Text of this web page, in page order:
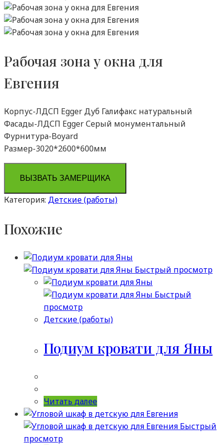
Рабочая зона у окна для
Евгения
Корпус-ЛДСП Egger Дуб Галифакс натуральный
Фасады-ЛДСП Egger Серый монументальный
Фурнитура-Boyard
Размер-3020*2600*600мм
ВЫЗВАТЬ ЗАМЕРЩИКА
Категория: Детские (работы)
Похожие
Быстрый просмотр
Быстрый
просмотр
Детские (работы)
Подиум кровати для Яны
Читать далее
Быстрый
просмотр